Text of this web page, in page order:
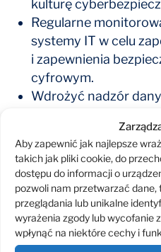
Aby zapewnić jak najlepsze
takich jak pliki cookie, do
dostępu do informacji o
pozwoli nam przetwarzać
przeglądania lub unikalne
wyrażenia zgody lub wycofanie
wpłynąć na niektóre cechy i
kulturę
Regularne
systemy IT w celu
i zapewnienia
cyfrowym.
Wdrożyć nadzór
działań w oparciu o
osób lub grup.
Zapewnić
socjotechniki w celu
na temat
i zapobiegania
Wspierać się